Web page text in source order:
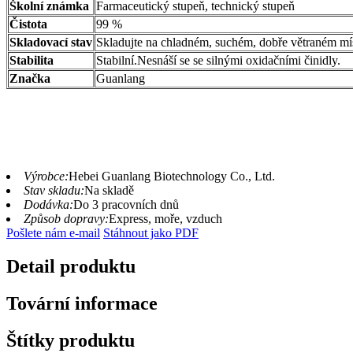
Školní známka Farmaceutický stupeň, technický stupeň
Čistota
99 %
Skladovací stav Skladujte na chladném, suchém, dobře větraném
Stabilita
Stabilní.Nesnáší se se silnými oxidačními činidly.
Značka
Guanlang
Výrobce:Hebei Guanlang Biotechnology Co., Ltd.
Stav skladu:Na skladě
Dodávka:Do 3 pracovních dnů
Způsob dopravy:Express, moře, vzduch
Pošlete nám e-mail Stáhnout jako PDF
Detail produktu
Tovární informace
Štítky produktu